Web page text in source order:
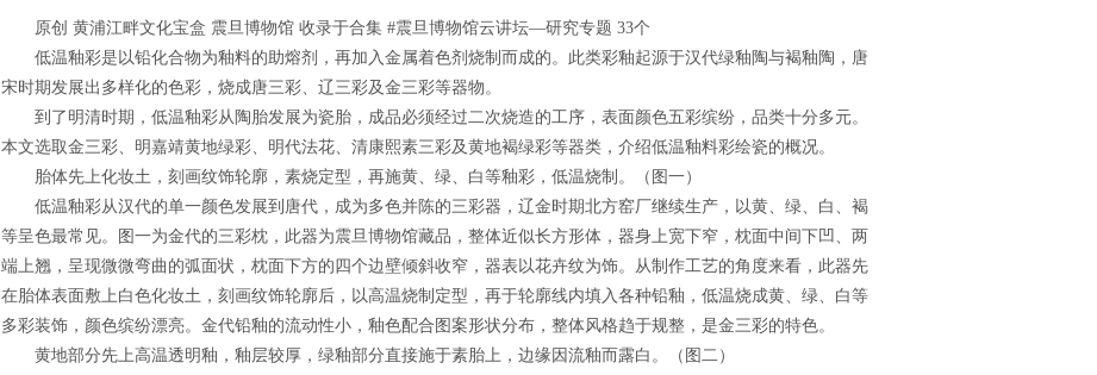
原创 黄浦江畔文化宝盒 震旦博物馆 收录于合集 #震旦博物馆云讲坛—研究专题 33个
低温釉彩是以铅化合物为釉料的助熔剂，再加入金属着色剂烧制而成的。此类彩釉起源于汉代绿釉陶与褐釉陶，唐
宋时期发展出多样化的色彩，烧成唐三彩、辽三彩及金三彩等器物。
到了明清时期，低温釉彩从陶胎发展为瓷胎，成品必须经过二次烧造的工序，表面颜色五彩缤纷，品类十分多元。
本文选取金三彩、明嘉靖黄地绿彩、明代法花、清康熙素三彩及黄地褐绿彩等器类，介绍低温釉料彩绘瓷的概况。
胎体先上化妆土，刻画纹饰轮廓，素烧定型，再施黄、绿、白等釉彩，低温烧制。（图一）
低温釉彩从汉代的单一颜色发展到唐代，成为多色并陈的三彩器，辽金时期北方窑厂继续生产，以黄、绿、白、褐
等呈色最常见。图一为金代的三彩枕，此器为震旦博物馆藏品，整体近似长方形体，器身上宽下窄，枕面中间下凹、两
端上翘，呈现微微弯曲的弧面状，枕面下方的四个边壁倾斜收窄，器表以花卉纹为饰。从制作工艺的角度来看，此器先
在胎体表面敷上白色化妆土，刻画纹饰轮廓后，以高温烧制定型，再于轮廓线内填入各种铅釉，低温烧成黄、绿、白等
多彩装饰，颜色缤纷漂亮。金代铅釉的流动性小，釉色配合图案形状分布，整体风格趋于规整，是金三彩的特色。
黄地部分先上高温透明釉，釉层较厚，绿釉部分直接施于素胎上，边缘因流釉而露白。（图二）